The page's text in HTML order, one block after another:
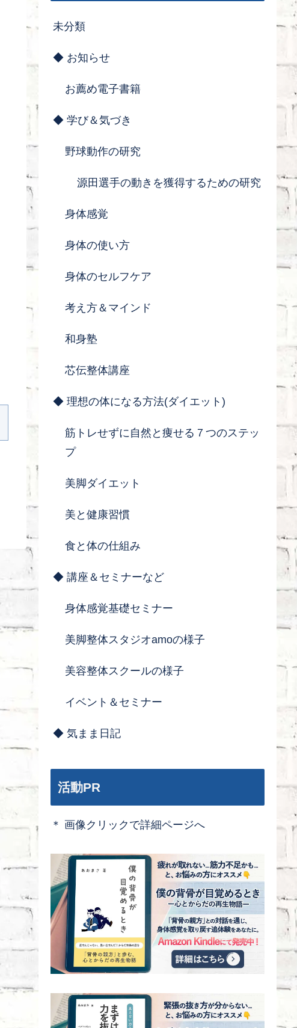
未分類
◆ お知らせ
お薦め電子書籍
◆ 学び＆気づき
野球動作の研究
源田選手の動きを獲得するための研究
身体感覚
身体の使い方
身体のセルフケア
考え方＆マインド
和身塾
芯伝整体講座
◆ 理想の体になる方法(ダイエット)
筋トレせずに自然と痩せる７つのステッ
プ
美脚ダイエット
美と健康習慣
食と体の仕組み
◆ 講座＆セミナーなど
身体感覚基礎セミナー
美脚整体スタジオamoの様子
美容整体スクールの様子
イベント＆セミナー
◆ 気まま日記
活動PR
＊ 画像クリックで詳細ページへ